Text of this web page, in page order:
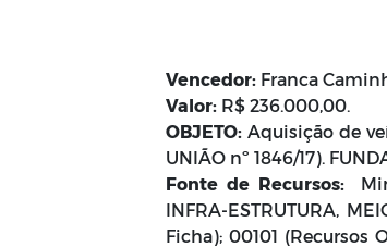
Vencedor: Franca
Valor: R$ 236.000,00.
OBJETO: Aquisição de
UNIÃO nº 1846/17).
Fonte de Recursos:
INFRA-ESTRUTURA,
Ficha); 00101 (Recursos